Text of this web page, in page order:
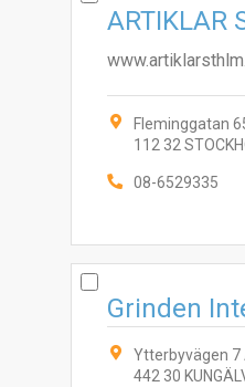
ARTIKLAR
Fleminggatan
112 32
08-6529335
Grinden
Ytterbyvägen 7
442 30